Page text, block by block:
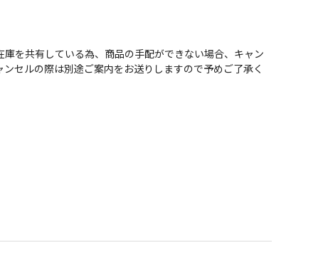
を共有している為、商品の手配ができない場合、キャン
セルの際は別途ご案内をお送りしますので予めご了承く